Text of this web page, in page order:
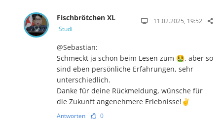
Fischbrötchen XL
Studi
11.02.2025, 19:52
@Sebastian:
Schmeckt ja schon beim Lesen zum 🤮, aber so
sind eben persönliche Erfahrungen, sehr
unterschiedlich.
Danke für deine Rückmeldung, wünsche für
die Zukunft angenehmere Erlebnisse!✌️
Antworten 0